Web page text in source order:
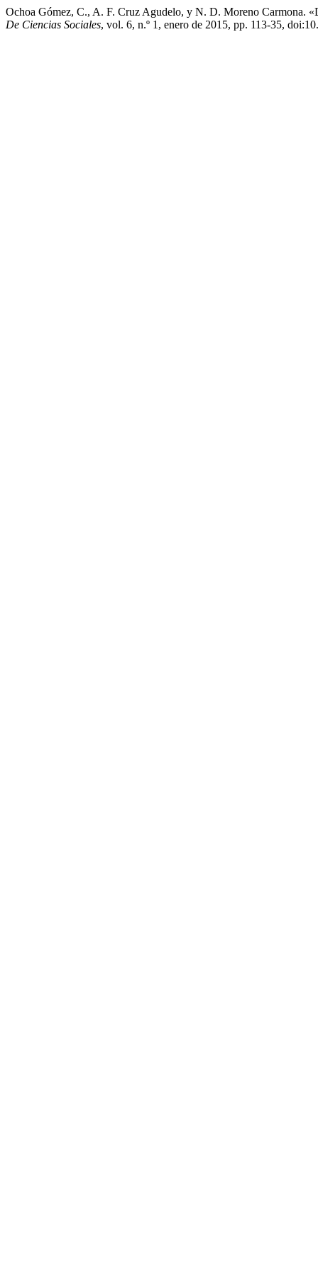
Ochoa Gómez, C., A. F. Cruz Agudelo, y N. D. Moreno Carmona.
De Ciencias Sociales, vol. 6, n.º 1, enero de 2015, pp. 113-35,